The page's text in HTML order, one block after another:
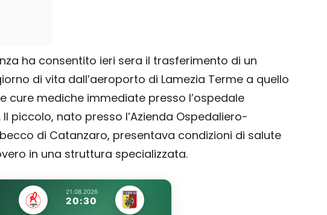
ha consentito ieri sera il trasferimento di un
di vita dall’aeroporto di Lamezia Terme a quello
cure mediche immediate presso l’ospedale
piccolo, nato presso l’Azienda Ospedaliero-
di Catanzaro, presentava condizioni di salute
in una struttura specializzata.
21.08.2026
20:30